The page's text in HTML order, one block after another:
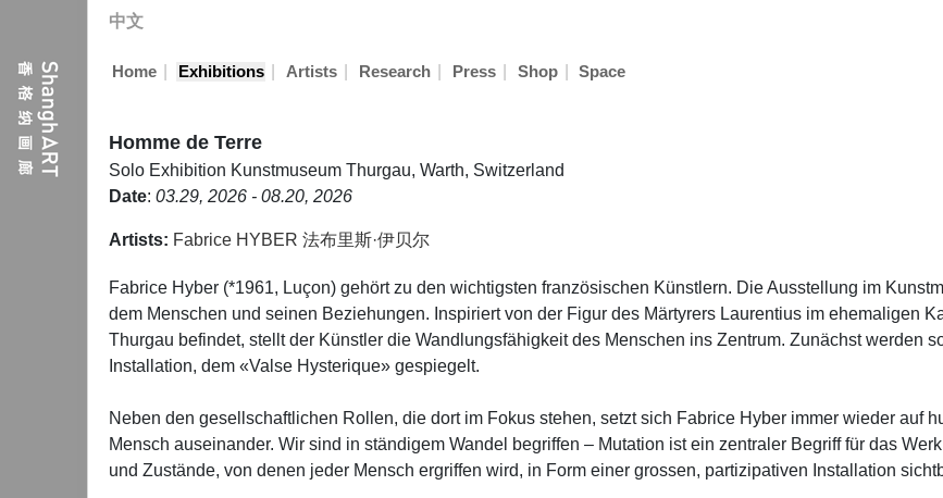
中文
Home Exhibitions Artists Research Press Shop Space
Homme de Terre
Solo Exhibition Kunstmuseum Thurgau, Warth, Switzerland
Date: 03.29, 2026 - 08.20, 2026
Artists: Fabrice HYBER 法布里斯·伊贝尔
Fabrice Hyber (*1961, Luçon) gehört zu den wichtigsten französischen Künstlern. Die Ausstellung im
dem Menschen und seinen Beziehungen. Inspiriert von der Figur des Märtyrers Laurentius im ehemaligen
Thurgau befindet, stellt der Künstler die Wandlungsfähigkeit des Menschen ins Zentrum. Zunächst werden
Installation, dem «Valse Hysterique» gespiegelt.
Neben den gesellschaftlichen Rollen, die dort im Fokus stehen, setzt sich Fabrice Hyber immer wieder auf
Mensch auseinander. Wir sind in ständigem Wandel begriffen – Mutation ist ein zentraler Begriff für das
und Zustände, von denen jeder Mensch ergriffen wird, in Form einer grossen, partizipativen Installation